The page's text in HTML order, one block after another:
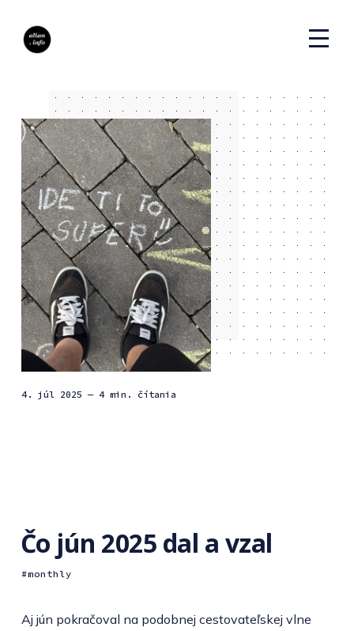
4. júl 2025 — 4 min. čítania
Čo jún 2025 dal a vzal
monthly
Aj jún pokračoval na podobnej cestovateľskej vlne